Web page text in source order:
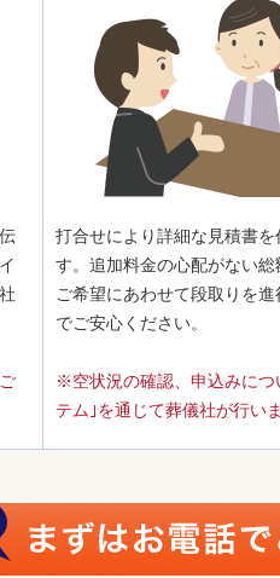
打合せにより詳細な見積書を
す。追加料金の心配がない総
ご希望にあわせて段取りを
でご安心ください。
※空状況の確認、申込みにつ
テム｣を通じて葬儀社が行いま